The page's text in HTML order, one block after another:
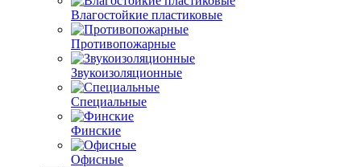
Влагостойкие пластиковые
Противопожарные
Звукоизоляционные
Специальные
Финские
Офисные